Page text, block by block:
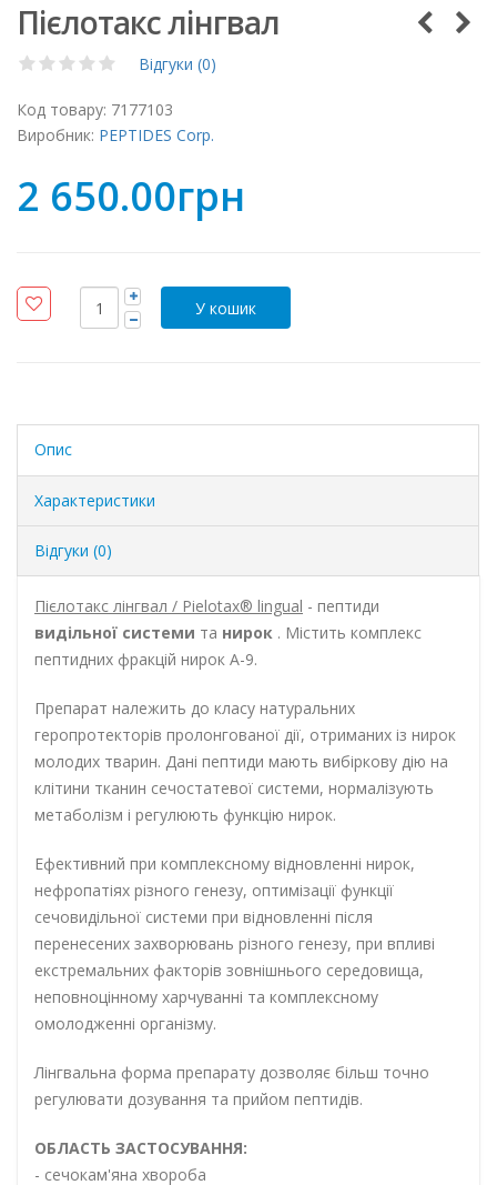
Пієлотакс лінгвал
Відгуки (0)
Код товару: 7177103
Виробник: PEPTIDES Corp.
2 650.00грн
Опис
Характеристики
Відгуки (0)
Пієлотакс лінгвал / Pielotax® lingual - пептиди
видільної системи та нирок . Містить комплекс
пептидних фракцій нирок А-9.
Препарат належить до класу натуральних
геропротекторів пролонгованої дії, отриманих із нирок
молодих тварин. Дані пептиди мають вибіркову дію на
клітини тканин сечостатевої системи, нормалізують
метаболізм і регулюють функцію нирок.
Ефективний при комплексному відновленні нирок,
нефропатіях різного генезу, оптимізації функції
сечовидільної системи при відновленні після
перенесених захворювань різного генезу, при впливі
екстремальних факторів зовнішнього середовища,
неповноцінному харчуванні та комплексному
омолодженні організму.
Лінгвальна форма препарату дозволяє більш точно
регулювати дозування та прийом пептидів.
ОБЛАСТЬ ЗАСТОСУВАННЯ:
- сечокам'яна хвороба